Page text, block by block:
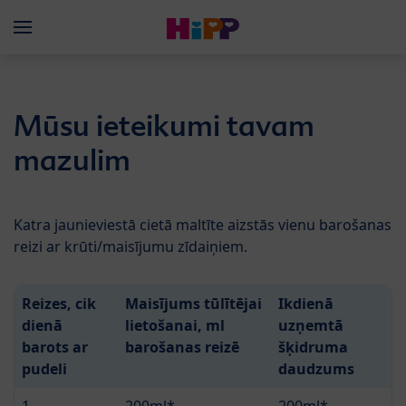
Menü
Mūsu ieteikumi tavam
mazulim
Katra jaunieviestā cietā maltīte aizstās vienu barošanas
reizi ar krūti/maisījumu zīdaiņiem.
Reizes, cik
dienā
barots ar
pudeli
Maisījums tūlītējai
lietošanai, ml
barošanas reizē
Ikdienā
uzņemtā
šķidruma
daudzums